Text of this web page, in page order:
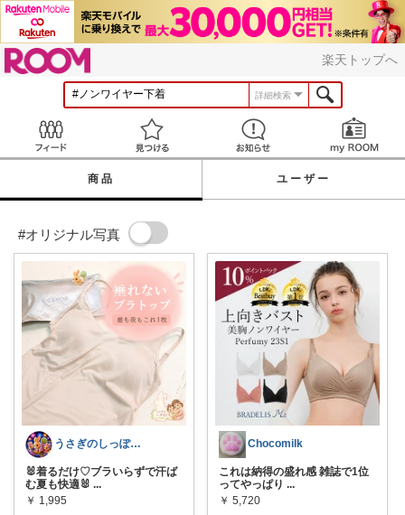
楽天トップへ
詳細検索
見つける お知らせ
商品 ユーザー
#オリジナル写真
うさぎのしっぽ43🐰2児の母👧朝コレ
🐰着るだけ♡ブラいらずで汗ば
む夏も快適🐰 ...
￥ 1,995
Chocomilk
これは納得の盛れ感 雑誌で1位
ってやっぱり ...
￥ 5,720